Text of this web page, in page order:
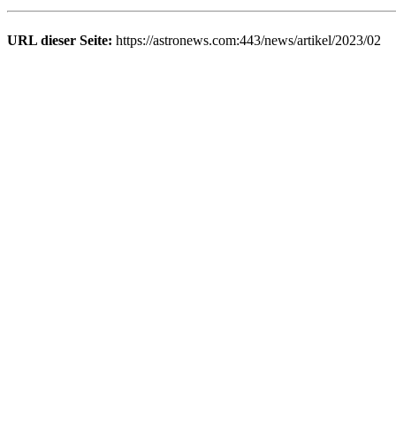
URL dieser Seite: https://astronews.com:443/news/artikel/2023/02